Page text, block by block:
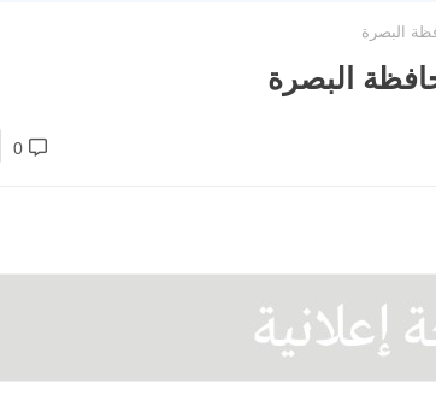
البصرة
البصرة
0